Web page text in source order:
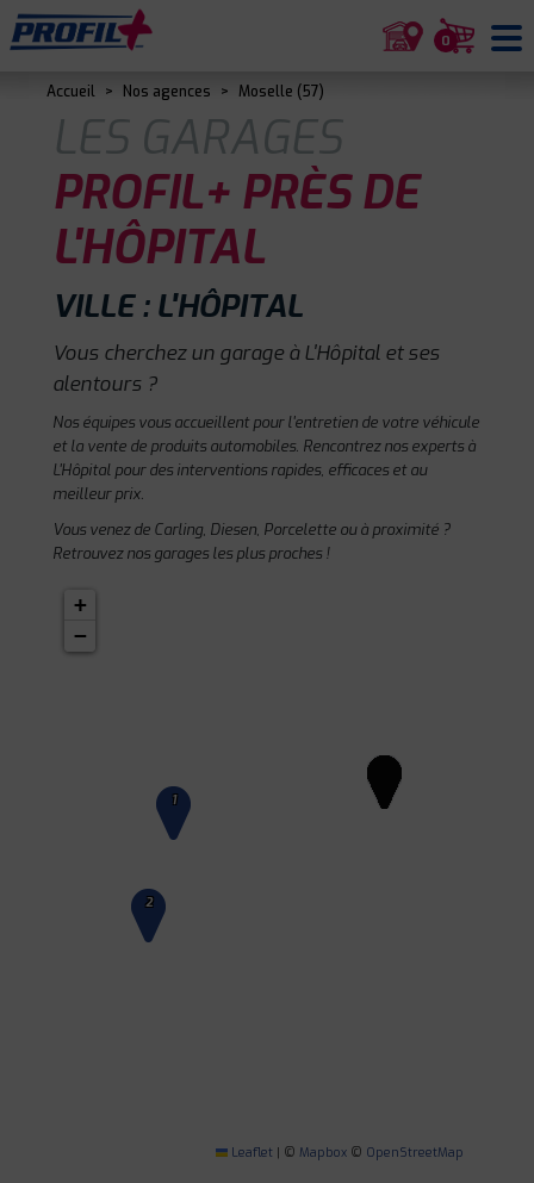
0
Accueil > Nos agences > Moselle (57)
LES GARAGES
PROFIL+ PRÈS DE
L'HÔPITAL
VILLE : L'HÔPITAL
Vous cherchez un garage à L'Hôpital et ses
alentours ?
Nos équipes vous accueillent pour l'entretien de votre véhicule
et la vente de produits automobiles. Rencontrez nos experts à
L'Hôpital pour des interventions rapides, efficaces et au
meilleur prix.
Vous venez de Carling, Diesen, Porcelette ou à proximité ?
Retrouvez nos garages les plus proches !
1
2
+
−
Leaflet | © Mapbox © OpenStreetMap